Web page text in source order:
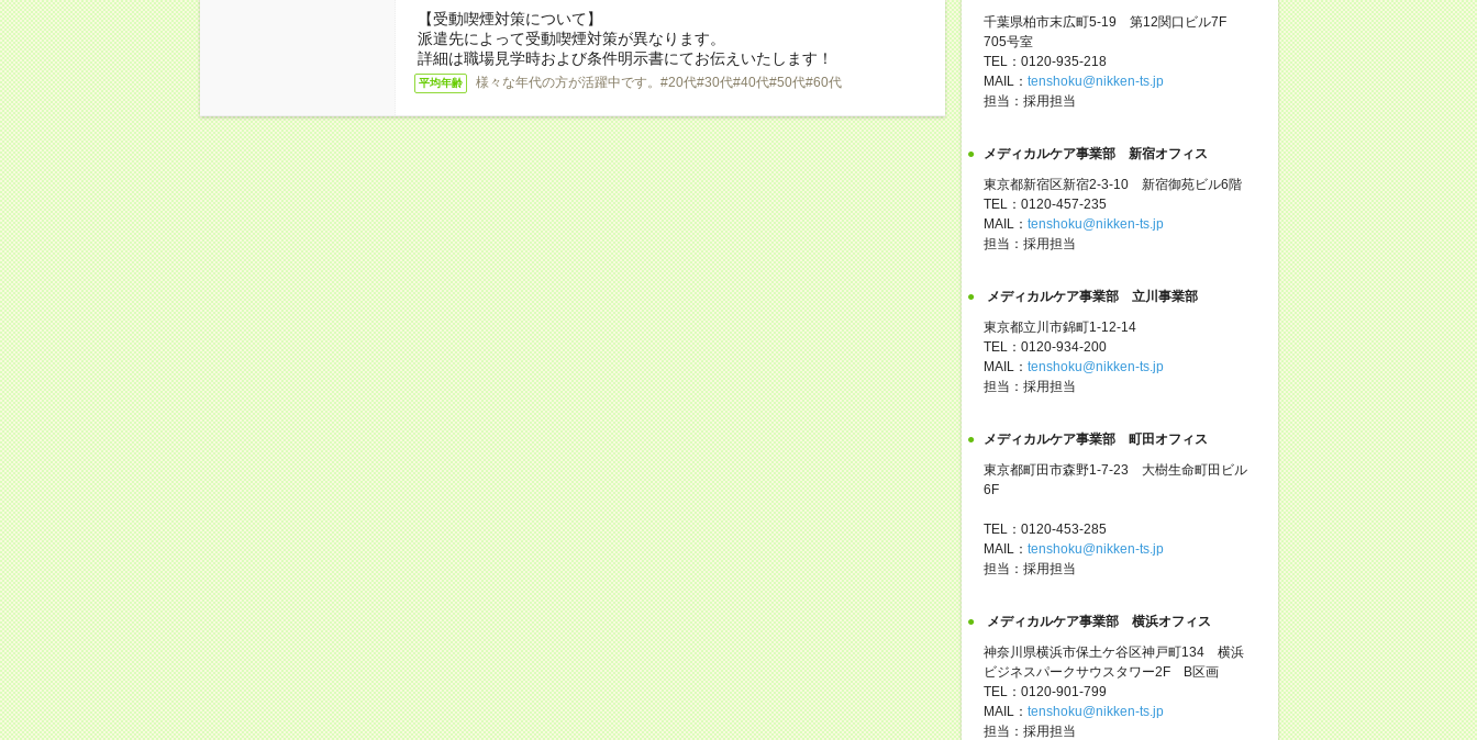
【受動喫煙対策について】
派遣先によって受動喫煙対策が異なります。
詳細は職場見学時および条件明示書にてお伝えいたします！
平均年齢 様々な年代の方が活躍中です。#20代#30代#40代#50代#60代
千葉県柏市末広町5-19 第12関口ビル7F
705号室
TEL：0120-935-218
MAIL： tenshoku@nikken-ts.jp
担当：採用担当
メディカルケア事業部 新宿オフィス
東京都新宿区新宿2-3-10 新宿御苑ビル6階
TEL：0120-457-235
MAIL： tenshoku@nikken-ts.jp
担当：採用担当
メディカルケア事業部 立川事業部
東京都立川市錦町1-12-14
TEL：0120-934-200
MAIL： tenshoku@nikken-ts.jp
担当：採用担当
メディカルケア事業部 町田オフィス
東京都町田市森野1-7-23 大樹生命町田ビル
6F
TEL：0120-453-285
MAIL： tenshoku@nikken-ts.jp
担当：採用担当
メディカルケア事業部 横浜オフィス
神奈川県横浜市保土ケ谷区神戸町134 横浜
ビジネスパークサウスタワー2F B区画
TEL：0120-901-799
MAIL： tenshoku@nikken-ts.jp
担当：採用担当